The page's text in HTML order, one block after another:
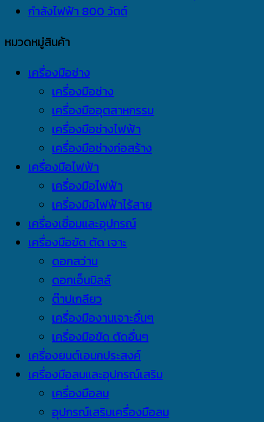
หมวดหมู่สินค้า
เครื่องมือช่าง
เครื่องมือช่าง
เครื่องมืออุตสาหกรรม
เครื่องมือช่างไฟฟ้า
เครื่องมือช่างก่อสร้าง
เครื่องมือไฟฟ้า
เครื่องมือไฟฟ้า
เครื่องมือไฟฟ้าไร้สาย
เครื่องเชื่อมและอุปกรณ์
เครื่องมือขัด ตัด เจาะ
ดอกสว่าน
ดอกเอ็นมิลล์
ต๊าปเกลียว
เครื่องมืองานเจาะอื่นๆ
เครื่องมือขัด ตัดอื่นๆ
เครื่องยนต์เอนกประสงค์
เครื่องมือลมและอุปกรณ์เสริม
เครื่องมือลม
อุปกรณ์เสริมเครื่องมือลม